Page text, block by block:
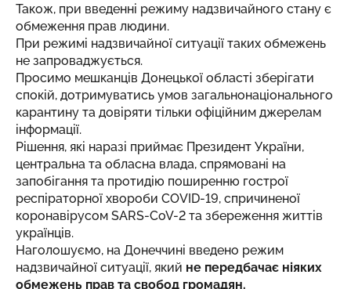
Також, при введенні режиму надзвичайного стану є
обмеження прав людини.
При режимі надзвичайної ситуації таких обмежень
не запроваджується.
Просимо мешканців Донецької області зберігати
спокій, дотримуватись умов загальнонаціонального
карантину та довіряти тільки офіційним джерелам
інформації.
Рішення, які наразі приймає Президент України,
центральна та обласна влада, спрямовані на
запобігання та протидію поширенню гострої
респіраторної хвороби COVID-19, спричиненої
коронавірусом SARS-CoV-2 та збереження життів
українців.
Наголошуємо, на Донеччині введено режим
надзвичайної ситуації, який не передбачає ніяких
обмежень прав та свобод громадян.